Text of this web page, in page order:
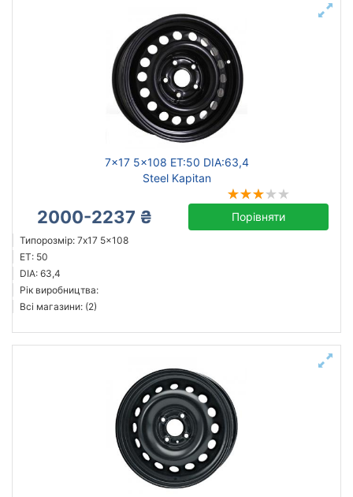
7x17 5x108 ET:50 DIA:63,4
Steel Kapitan
2000-2237 ₴ Порівняти
Типорозмір: 7x17 5x108
ET: 50
DIA: 63,4
Рік виробництва:
Всі магазини: (2)
до
до
ALST (KFZ)
Dotz
Magnetto